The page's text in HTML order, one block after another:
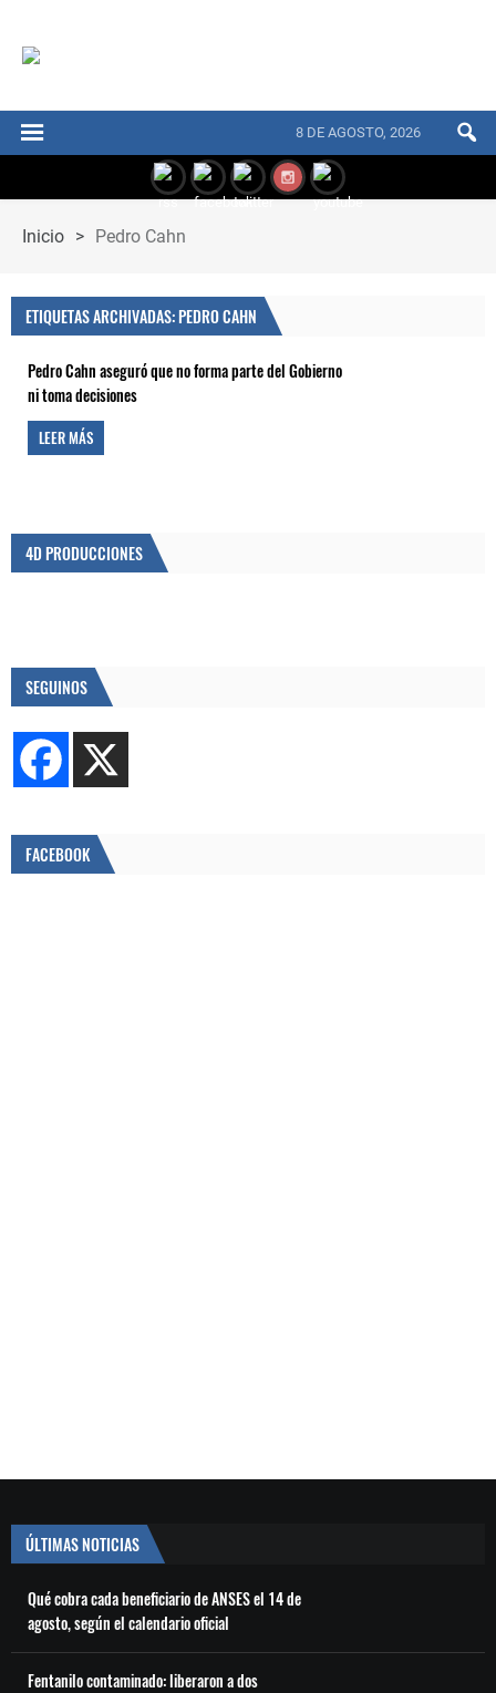
8 DE AGOSTO, 2026
Inicio > Pedro Cahn
ETIQUETAS ARCHIVADAS: PEDRO CAHN
Pedro Cahn aseguró que no forma parte del Gobierno
ni toma decisiones
LEER MÁS
4D PRODUCCIONES
SEGUINOS
FACEBOOK
ÚLTIMAS NOTICIAS
Qué cobra cada beneficiario de ANSES el 14 de
agosto, según el calendario oficial
Fentanilo contaminado: liberaron a dos